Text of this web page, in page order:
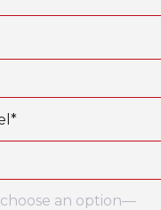
an option—